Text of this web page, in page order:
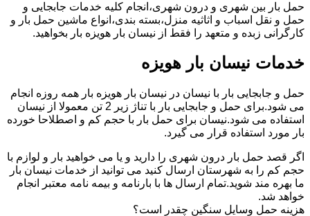
حمل بار بین شهری و درون شهری،انجام کلیه خدمات جابجایی و
حمل و نقل اسباب و اثاثیه منزل،بسته بندی،انواع ماشین حمل بار و
کارگرانی زبده و متعهد را فقط از نیسان بار هویزه بار بخواهید.
خدمات نیسان بار هویزه
حمل و جابجایی بار با نیسان در نیسان بار هویزه بار همه روزه انجام
می شود.برای حمل و جابجایی بار با تناژ زیر 2 تن معمولا از نیسان
استفاده می شود.نیسان برای حمل بار با حجم کم و اصطلاحا خورده
بار مورد استفاده قرار می گیرد.
اگر قصد حمل بار درون شهری را دارید و یا می خواهید بار و لوازم با
حجم کم را به شهرستان ارسال کنید می توانید از خدمات نیسان بار
ما بهره مند شوید.تمام ارسال ها با بارنامه و بیمه نامه معتبر انجام
خواهد شد.
هزینه حمل وسایل سنگین چقدر است؟